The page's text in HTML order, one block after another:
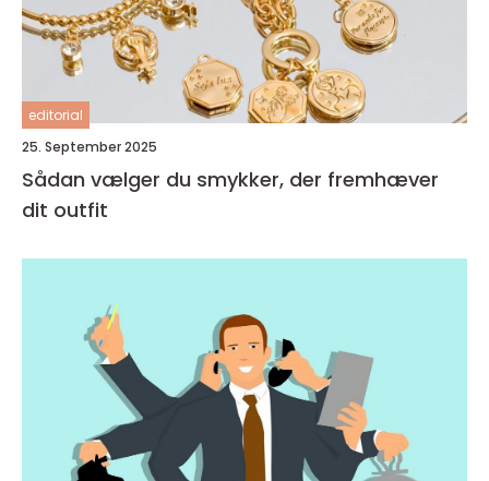
editorial
25. September 2025
Sådan vælger du smykker, der fremhæver
dit outfit